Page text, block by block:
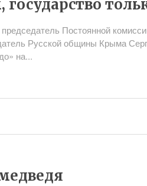
государство
Постоянной
Русской общины Крыма
на...